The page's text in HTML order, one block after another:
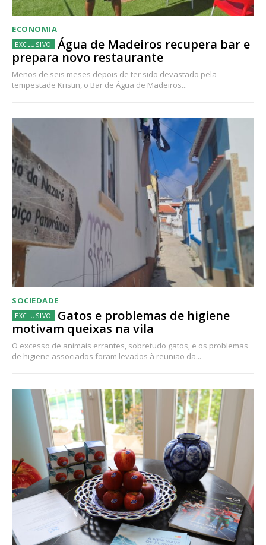
ECONOMIA
Água de Madeiros recupera bar e
prepara novo restaurante
Menos de seis meses depois de ter sido devastado pela
tempestade Kristin, o Bar de Água de Madeiros...
SOCIEDADE
Gatos e problemas de higiene
motivam queixas na vila
O excesso de animais errantes, sobretudo gatos, e os problemas
de higiene associados foram levados à reunião da...